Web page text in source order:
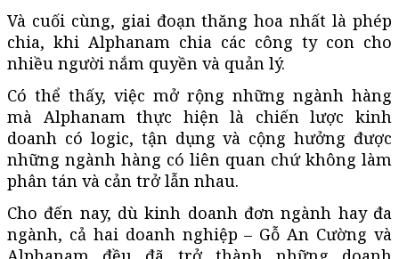
Và cuối cùng, giai đoạn thăng hoa nhất là phép
chia, khi Alphanam chia các công ty con cho
nhiều người nắm quyền và quản lý.
Có thể thấy, việc mở rộng những ngành hàng
mà Alphanam thực hiện là chiến lược kinh
doanh có logic, tận dụng và cộng hưởng được
những ngành hàng có liên quan chứ không làm
phân tán và cản trở lẫn nhau.
Cho đến nay, dù kinh doanh đơn ngành hay đa
ngành, cả hai doanh nghiệp – Gỗ An Cường và